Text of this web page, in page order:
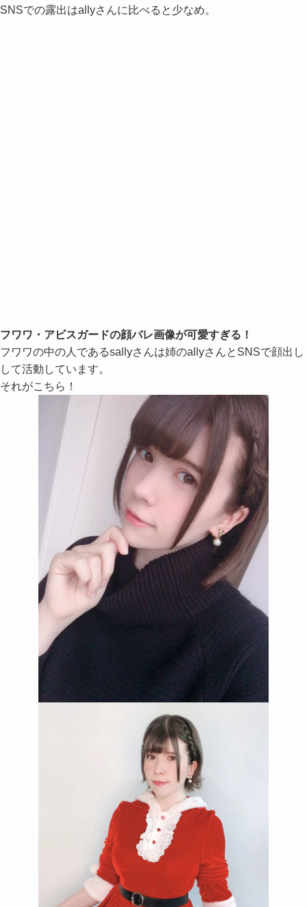
SNSでの露出はallyさんに比べると少なめ。
フワワ・アビスガードの顔バレ画像が可愛すぎる！
フワワの中の人であるsallyさんは姉のallyさんとSNSで顔出し
して活動しています。
それがこちら！